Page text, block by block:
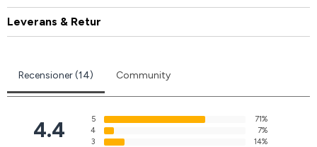
Leverans & Retur
Recensioner (14) Community
4.4 5
71%
4
7%
3
14%